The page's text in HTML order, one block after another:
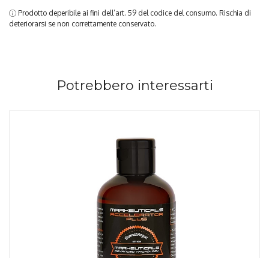
Prodotto deperibile ai fini dell’art. 59 del codice del consumo. Rischia di
deteriorarsi se non correttamente conservato.
Potrebbero interessarti
AGGIUNGI AL CARRELLO